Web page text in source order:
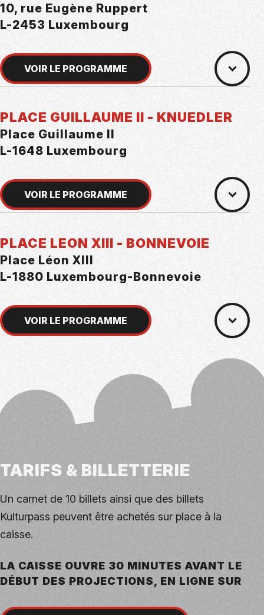
10, rue Eugène Ruppert
L-2453 Luxembourg
VOIR LE PROGRAMME
PLACE GUILLAUME II - KNUEDLER
Place Guillaume II
L-1648 Luxembourg
VOIR LE PROGRAMME
PLACE LEON XIII - BONNEVOIE
Place Léon XIII
L-1880 Luxembourg-Bonnevoie
VOIR LE PROGRAMME
TARIFS & BILLETTERIE
Un carnet de 10 billets ainsi que des billets
Kulturpass peuvent être achetés sur place à la
caisse.
LA CAISSE OUVRE 30 MINUTES AVANT LE
DÉBUT DES PROJECTIONS, EN LIGNE SUR